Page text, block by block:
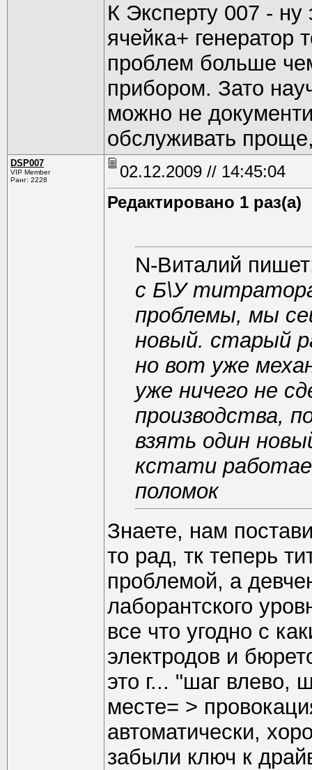
К Эксперту 007 - ну
ячейка+ генератор
проблем больше
прибором. Зато
можно не
обслуживать
DSP007
VIP Member
Ранг: 2228
02.12.2009 // 14:45:04
Редактировано 1 раз(а)
N-Виталий
с Б\У
проблемы, мы
новый. старый
но вот уже
уже ничего не
производства,
взять один
кстати
поломок
Знаете, нам
то рад, тк теперь
проблемой, а
лаборантского
все что угодно с
электродов и
это г... "шаг влево,
месте= >
автоматически,
забыли ключ к